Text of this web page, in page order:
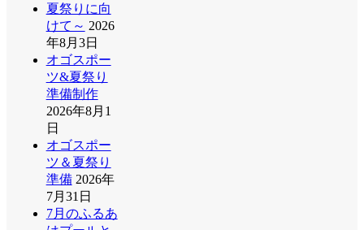
夏祭りに向
けて～ 2026
年8月3日
オゴスポー
ツ&夏祭り
準備制作
2026年8月1
日
オゴスポー
ツ＆夏祭り
準備 2026年
7月31日
7月のふるあ